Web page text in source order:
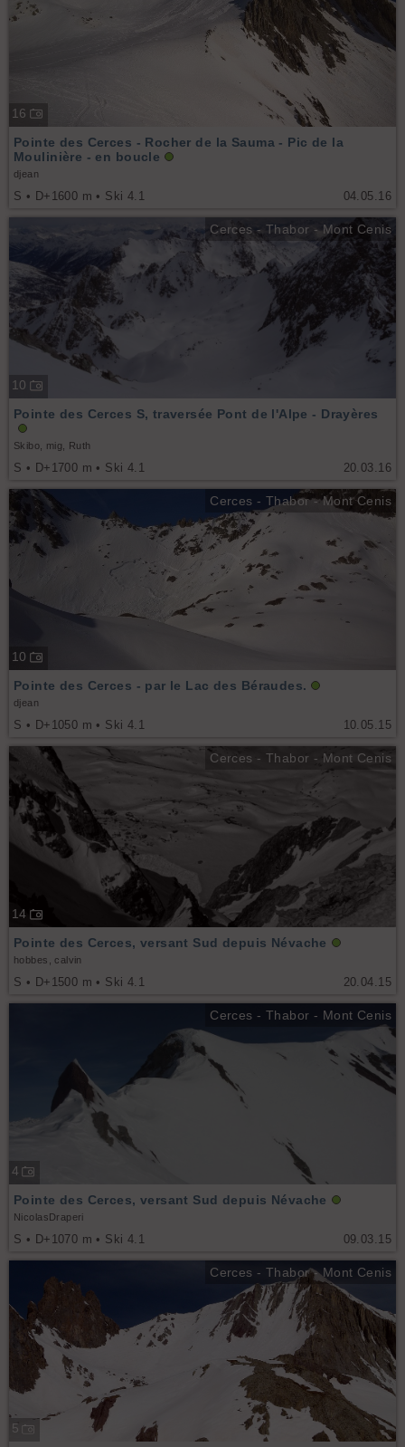
16
04.05.16
Pointe des Cerces - Rocher de la Sauma - Pic de la
Moulinière - en boucle
djean
S • D+1600 m • Ski 4.1
Cerces - Thabor - Mont Cenis
10
20.03.16
Pointe des Cerces S, traversée Pont de l'Alpe - Drayères
Skibo, mig, Ruth
S • D+1700 m • Ski 4.1
Cerces - Thabor - Mont Cenis
10
10.05.15
Pointe des Cerces - par le Lac des Béraudes.
djean
S • D+1050 m • Ski 4.1
Cerces - Thabor - Mont Cenis
14
20.04.15
Pointe des Cerces, versant Sud depuis Névache
hobbes, calvin
S • D+1500 m • Ski 4.1
Cerces - Thabor - Mont Cenis
4
09.03.15
Pointe des Cerces, versant Sud depuis Névache
NicolasDraperi
S • D+1070 m • Ski 4.1
Cerces - Thabor - Mont Cenis
5